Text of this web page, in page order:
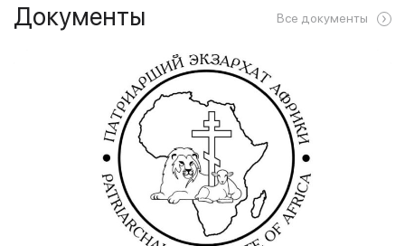
Документы Все документы